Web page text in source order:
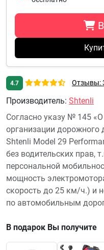
4.7
Производитель: Shtenli
Согласно указу № 145
организации дорожного
Shtenli Model 29
без водительских прав,
персональной
мощность
скорость до 25 км/ч.) и
по автомобильным
В подарок Вы получите